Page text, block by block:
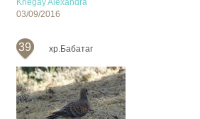
Khegay Alexandra
03/09/2016
39 хр.Бабатаг